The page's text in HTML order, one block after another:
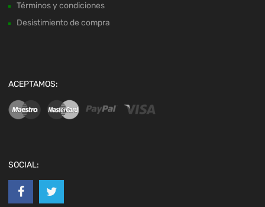
Términos y condiciones
Desistimiento de compra
ACEPTAMOS:
SOCIAL: